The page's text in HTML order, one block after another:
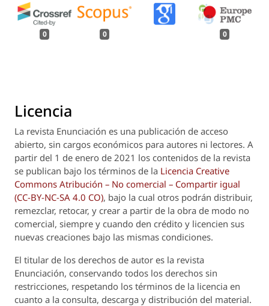
0 0 0
Licencia
La revista Enunciación es una publicación de acceso
abierto, sin cargos económicos para autores ni lectores. A
partir del 1 de enero de 2021 los contenidos de la revista
se publican bajo los términos de la Licencia Creative
Commons Atribución – No comercial – Compartir igual
(CC-BY-NC-SA 4.0 CO), bajo la cual otros podrán distribuir,
remezclar, retocar, y crear a partir de la obra de modo no
comercial, siempre y cuando den crédito y licencien sus
nuevas creaciones bajo las mismas condiciones.
El titular de los derechos de autor es la revista
Enunciación, conservando todos los derechos sin
restricciones, respetando los términos de la licencia en
cuanto a la consulta, descarga y distribución del material.